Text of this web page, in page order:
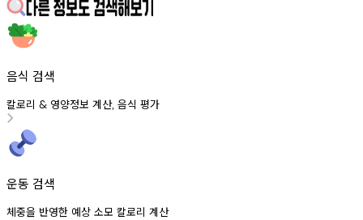
음식 검색
칼로리 & 영양정보 계산, 음식 평가
운동 검색
체중을 반영한 예상 소모 칼로리 계산